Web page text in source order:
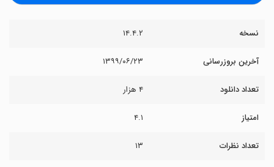
نسخه ۱۴.۴.۲
آخرین بروزرسانی ۱۳۹۹/۰۶/۲۳
تعداد دانلود ۴ هزار
امتیاز ۴.۱
تعداد نظرات ۱۳